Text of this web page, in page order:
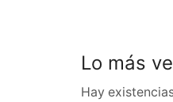
Lo más
Hay